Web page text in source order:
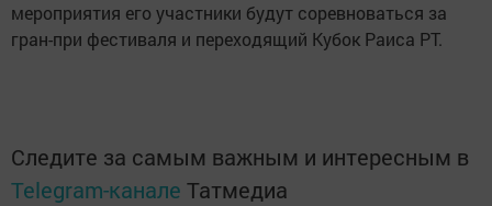
мероприятия его участники будут соревноваться за
гран-при фестиваля и переходящий Кубок Раиса РТ.
Следите за самым важным и интересным в
Telegram-канале Татмедиа